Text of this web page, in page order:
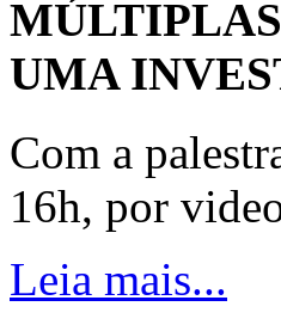
UMA
Com a
16h, por
Leia mais...